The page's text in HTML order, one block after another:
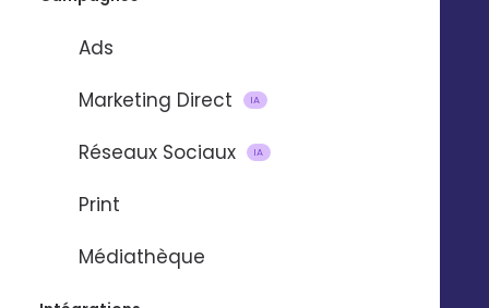
Ads
Marketing Direct
IA
Réseaux Sociaux IA
Print
Médiathèque